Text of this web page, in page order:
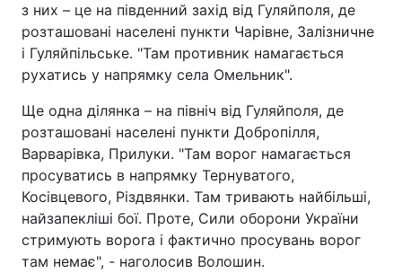
з них – це на південний захід від Гуляйполя, де
розташовані населені пункти Чарівне, Залізничне
і Гуляйпільське. "Там противник намагається
рухатись у напрямку села Омельник".
Ще одна ділянка – на північ від Гуляйполя, де
розташовані населені пункти Добропілля,
Варварівка, Прилуки. "Там ворог намагається
просуватись в напрямку Тернуватого,
Косівцевого, Різдвянки. Там тривають найбільші,
найзапекліші бої. Проте, Сили оборони України
стримують ворога і фактично просувань ворог
там немає", - наголосив Волошин.